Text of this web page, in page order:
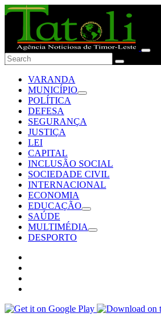
VARANDA
MUNICÍPIO
POLÍTICA
DEFESA
SEGURANÇA
JUSTIÇA
LEI
CAPITAL
INCLUSÃO SOCIAL
SOCIEDADE CIVIL
INTERNACIONAL
ECONOMIA
EDUCAÇÃO
SAÚDE
MULTIMÉDIA
DESPORTO